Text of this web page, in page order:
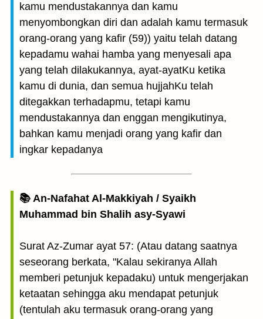
kamu mendustakannya dan kamu
menyombongkan diri dan adalah kamu termasuk
orang-orang yang kafir (59)) yaitu telah datang
kepadamu wahai hamba yang menyesali apa
yang telah dilakukannya, ayat-ayatKu ketika
kamu di dunia, dan semua hujjahKu telah
ditegakkan terhadapmu, tetapi kamu
mendustakannya dan enggan mengikutinya,
bahkan kamu menjadi orang yang kafir dan
ingkar kepadanya
📚 An-Nafahat Al-Makkiyah / Syaikh
Muhammad bin Shalih asy-Syawi
Surat Az-Zumar ayat 57: (Atau datang saatnya
seseorang berkata, "Kalau sekiranya Allah
memberi petunjuk kepadaku) untuk mengerjakan
ketaatan sehingga aku mendapat petunjuk
(tentulah aku termasuk orang-orang yang